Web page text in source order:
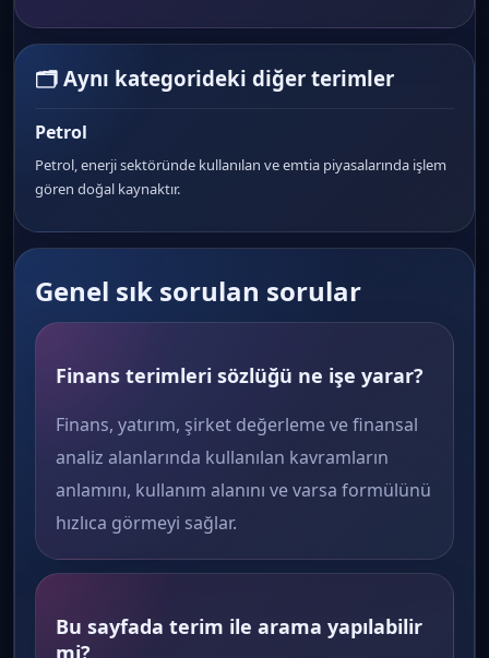
🗂 Aynı kategorideki diğer terimler
Petrol
Petrol, enerji sektöründe kullanılan ve emtia piyasalarında işlem
gören doğal kaynaktır.
Genel sık sorulan sorular
Finans terimleri sözlüğü ne işe yarar?
Finans, yatırım, şirket değerleme ve finansal
analiz alanlarında kullanılan kavramların
anlamını, kullanım alanını ve varsa formülünü
hızlıca görmeyi sağlar.
Bu sayfada terim ile arama yapılabilir
mi?